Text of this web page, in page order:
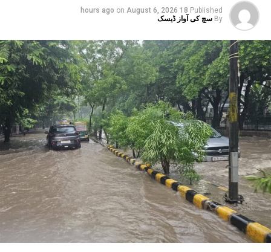
لائن کو پھیلانے اور میٹرو کو سیکٹر-142 سے بوٹینیکل گارڈن اور
گریٹر نوئیڈا ڈپو سے بوڈاکی روٹس پر چلانے کے منصوبے جاری
ہیں۔ ان دونوں راستوں کو اتر پردیش کی کابینہ سے بھی
منظوری مل چکی ہے۔ مرکزی منظوری کے بعد، NMRC نے ان
دونوں راستوں پر کام شروع کرنے کے لیے تقریباً چھ ماہ قبل
ٹینڈر جاری کیا تھا۔ ٹینڈر کی آخری تاریخ میں دو بار توسیع کی
گئی۔ اب اس عمل کے لیے ایجنسی کا انتخاب کر لیا گیا ہے۔این
ایم آر سی کے عہدیداروں نے بتایا کہ دونوں راستوں پر کام
شروع کرنے کے لئے ایل این ٹی نامی ایجنسی کا انتخاب کیا گیا
ہے۔ یہ ایجنسی دونوں راستوں پر تعمیراتی کام کرے گی۔
دونوں راستوں پر سول کام کے لیے منتخب کردہ ایجنسی لارسن
اینڈ ٹوبرو (L&T) ہے۔ سول ورک کی تخمینہ لاگت 1,200 کروڑ
ہے۔اس لائن پر آٹھ اسٹیشن بنائے جائیں گے۔ ان میں
سیکٹر-38A بوٹینیکل گارڈن، سیکٹر-44، نوئیڈا آفس، سیکٹر-96،
سیکٹر-97، سیکٹر-105، سیکٹر-108، سیکٹر-93، اور پنچشیل
بوائز انٹر کالج شامل ہوں گے۔
Published
18 hours ago
on August 6, 2026
By سچ کی آواز ڈیسک